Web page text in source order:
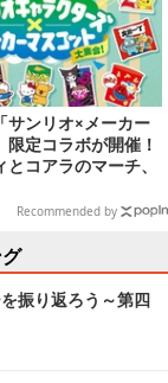
サンリオ×メーカー
限定コラボが開催！
コアラのマーチ、
出前坊やなど全26
共演
Recommended by
振り返ろう～第四